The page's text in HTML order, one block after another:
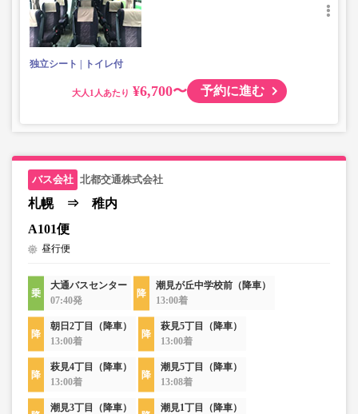
独立シート トイレ付
大人 ¥6,700〜 予約に進む
北都交通株式会社
札幌 ⇒ 稚内
A101便
昼行便
大通バスセンター
07:40発
潮見が丘中学校前（降車）
13:00着
朝日2丁目（降車）
13:00着
萩見5丁目（降車）
13:00着
萩見4丁目（降車）
13:00着
潮見5丁目（降車）
13:08着
潮見3丁目（降車）
潮見1丁目（降車）